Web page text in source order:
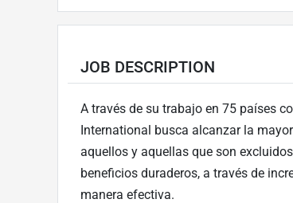
JOB DESCRIPTION
A través de su trabajo en 75 países
International busca alcanzar la
aquellos y aquellas que son
beneficios duraderos, a través de
manera efectiva.